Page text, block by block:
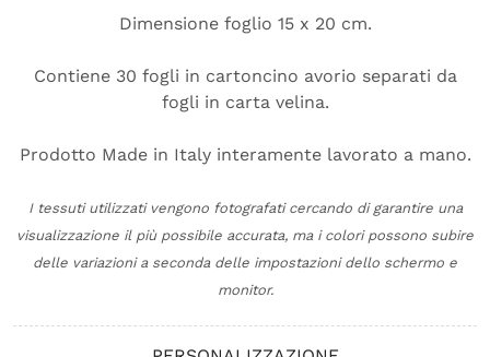
Dimensione foglio 15 x 20 cm.
Contiene 30 fogli in cartoncino avorio separati da
fogli in carta velina.
Prodotto Made in Italy interamente lavorato a mano.
I tessuti utilizzati vengono fotografati cercando di garantire una
visualizzazione il più possibile accurata, ma i colori possono subire
delle variazioni a seconda delle impostazioni dello schermo e
monitor.